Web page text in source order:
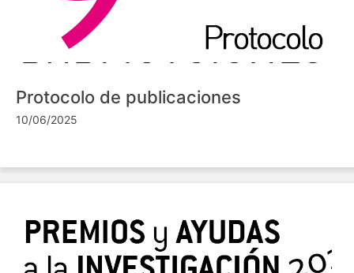
Protocolo de publicaciones
10/06/2025